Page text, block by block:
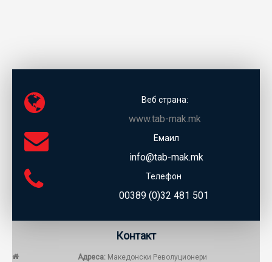
Веб страна:
www.tab-mak.mk
Емаил
info@tab-mak.mk
Телефон
00389 (0)32 481 501
Контакт
Адреса:Македонски Револуционери